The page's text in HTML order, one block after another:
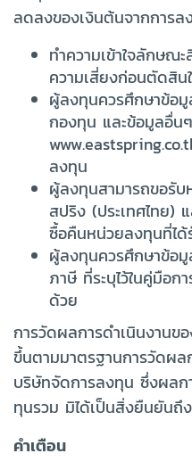
ลดลงของเงินต้นจากการล
ทำความเข้าใจลักษณ
ความเสี่ยงก่อนตัดสิน
ผู้ลงทุนควรศึกษาข้อ
กองทุน และข้อมูลอื่นๆ
ลงทุน
ผู้ลงทุนสามารถขอรั
สปริง (ประเทศไทย)
ซื้อคืนหน่วยลงทุนที่ไ
ผู้ลงทุนควรศึกษาข้อมู
ภาษี ที่ระบุไว้ในคู่มือก
ด้วย
การวัดผลการดำเนินงานข
ขึ้นตามมาตรฐานการวัดผล
บริษัทจัดการลงทุน ซึ่งผลก
ทุนรวม มิได้เป็นสิ่งยืนยันถึ
คำเตือน